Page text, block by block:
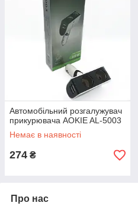
Автомобільний розгалужувач
прикурювача AOKIE AL-5003
Немає в наявності
274 ₴
Про нас